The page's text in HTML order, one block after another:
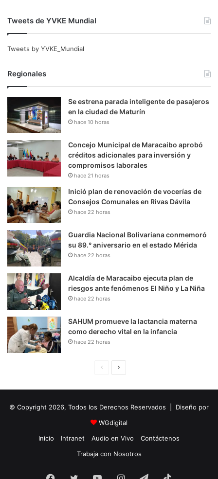
Tweets de YVKE Mundial
Tweets by YVKE_Mundial
Regionales
Se estrena parada inteligente de pasajeros
en la ciudad de Maturín
hace 10 horas
Concejo Municipal de Maracaibo aprobó
créditos adicionales para inversión y
compromisos laborales
hace 21 horas
Inició plan de renovación de vocerías de
Consejos Comunales en Rivas Dávila
hace 22 horas
Guardia Nacional Bolivariana conmemoró
su 89.° aniversario en el estado Mérida
hace 22 horas
Alcaldía de Maracaibo ejecuta plan de
riesgos ante fenómenos El Niño y La Niña
hace 22 horas
SAHUM promueve la lactancia materna
como derecho vital en la infancia
hace 22 horas
i
n
a
u
i
e
e
© Copyright 2026, Todos los Derechos Reservados | Diseño por
WGdigital
Inicio
Intranet Audio en Vivo
Contáctenos
Trabaja con Nosotros